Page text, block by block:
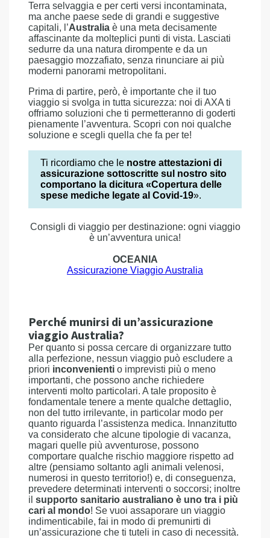
Terra selvaggia e per certi versi incontaminata,
ma anche paese sede di grandi e suggestive
capitali, l’Australia è una meta decisamente
affascinante da molteplici punti di vista. Lasciati
sedurre da una natura dirompente e da un
paesaggio mozzafiato, senza rinunciare ai più
moderni panorami metropolitani.
Prima di partire, però, è importante che il tuo
viaggio si svolga in tutta sicurezza: noi di AXA ti
offriamo soluzioni che ti permetteranno di goderti
pienamente l’avventura. Scopri con noi qualche
soluzione e scegli quella che fa per te!
Ti ricordiamo che le nostre attestazioni di
assicurazione sottoscritte sul nostro sito
comportano la dicitura «Copertura delle
spese mediche legate al Covid-19».
Consigli di viaggio per destinazione: ogni viaggio
è un’avventura unica!
OCEANIA
Assicurazione Viaggio Australia
Perché munirsi di un’assicurazione
viaggio Australia?
Per quanto si possa cercare di organizzare tutto
alla perfezione, nessun viaggio può escludere a
priori inconvenienti o imprevisti più o meno
importanti, che possono anche richiedere
interventi molto particolari. A tale proposito è
fondamentale tenere a mente qualche dettaglio,
non del tutto irrilevante, in particolar modo per
quanto riguarda l’assistenza medica. Innanzitutto
va considerato che alcune tipologie di vacanza,
magari quelle più avventurose, possono
comportare qualche rischio maggiore rispetto ad
altre (pensiamo soltanto agli animali velenosi,
numerosi in questo territorio!) e, di conseguenza,
prevedere determinati interventi o soccorsi; inoltre
il supporto sanitario australiano è uno tra i più
cari al mondo! Se vuoi assaporare un viaggio
indimenticabile, fai in modo di premunirti di
un’assicurazione che ti tuteli in caso di necessità.